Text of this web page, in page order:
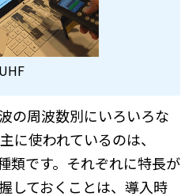
UHF
の周波数別にいろいろな
に使われているのは、
類です。それぞれに特長が
しておくことは、導入時